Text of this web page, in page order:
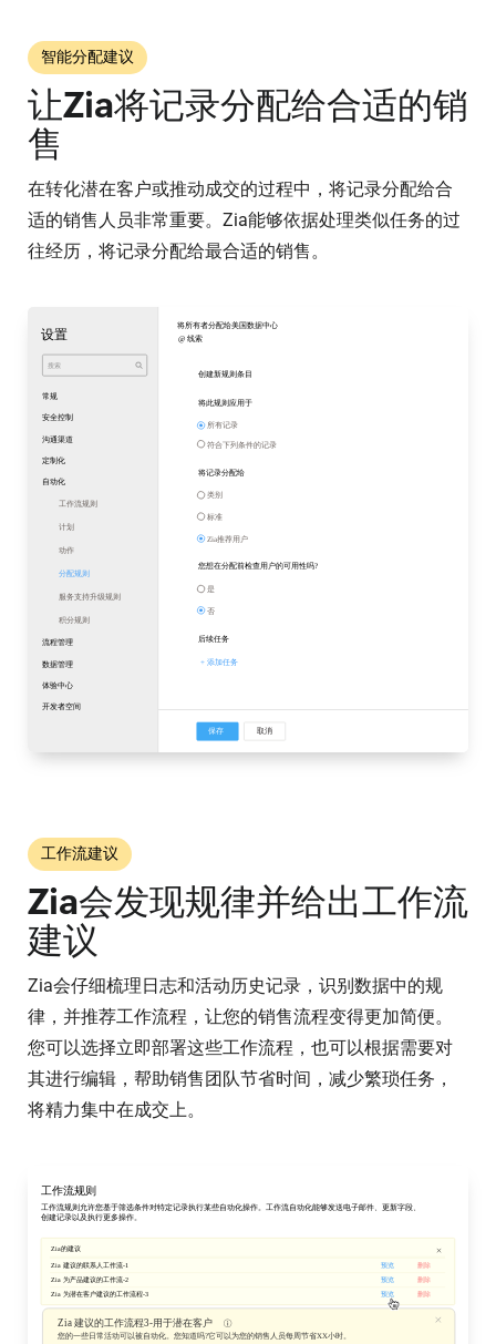
智能分配建议
让Zia将记录分配给合适的销
售
在转化潜在客户或推动成交的过程中，将记录分配给合
适的销售人员非常重要。Zia能够依据处理类似任务的过
往经历，将记录分配给最合适的销售。
工作流建议
Zia会发现规律并给出工作流
建议
Zia会仔细梳理日志和活动历史记录，识别数据中的规
律，并推荐工作流程，让您的销售流程变得更加简便。
您可以选择立即部署这些工作流程，也可以根据需要对
其进行编辑，帮助销售团队节省时间，减少繁琐任务，
将精力集中在成交上。